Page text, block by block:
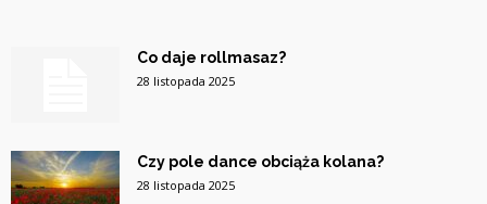
Co daje rollmasaz?
28 listopada 2025
Czy pole dance obciąża kolana?
28 listopada 2025